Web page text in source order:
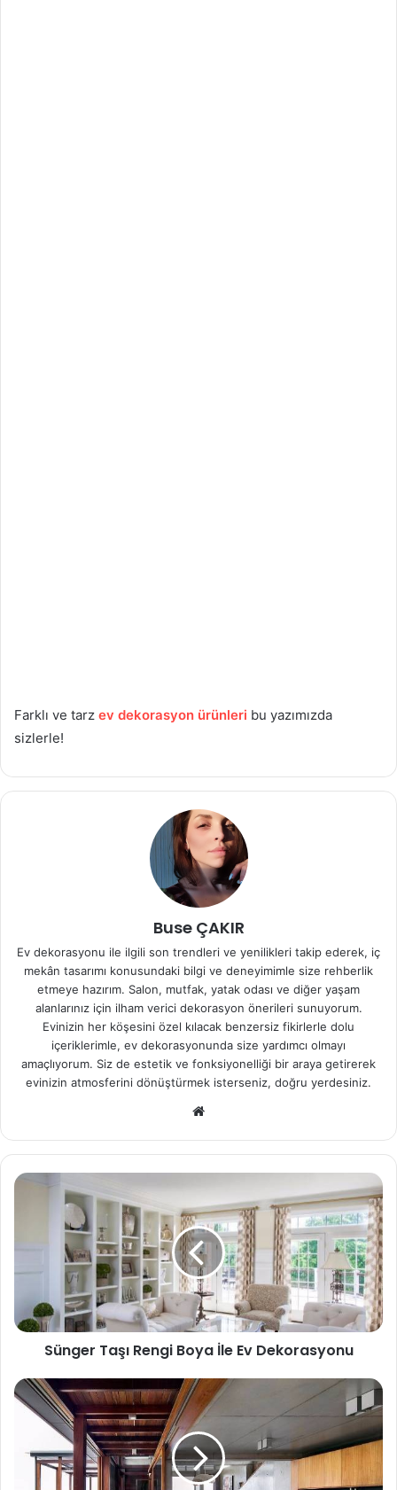
Farklı ve tarz ev dekorasyon ürünleri bu yazımızda
sizlerle!
Buse ÇAKIR
Ev dekorasyonu ile ilgili son trendleri ve yenilikleri takip ederek, iç
mekân tasarımı konusundaki bilgi ve deneyimimle size rehberlik
etmeye hazırım. Salon, mutfak, yatak odası ve diğer yaşam
alanlarınız için ilham verici dekorasyon önerileri sunuyorum.
Evinizin her köşesini özel kılacak benzersiz fikirlerle dolu
içeriklerimle, ev dekorasyonunda size yardımcı olmayı
amaçlıyorum. Siz de estetik ve fonksiyonelliği bir araya getirerek
evinizin atmosferini dönüştürmek isterseniz, doğru yerdesiniz.
Sünger Taşı Rengi Boya İle Ev Dekorasyonu